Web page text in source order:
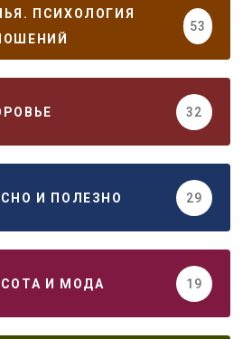
ПСИХОЛОГИЯ
53
32
И ПОЛЕЗНО 29
И МОДА 19